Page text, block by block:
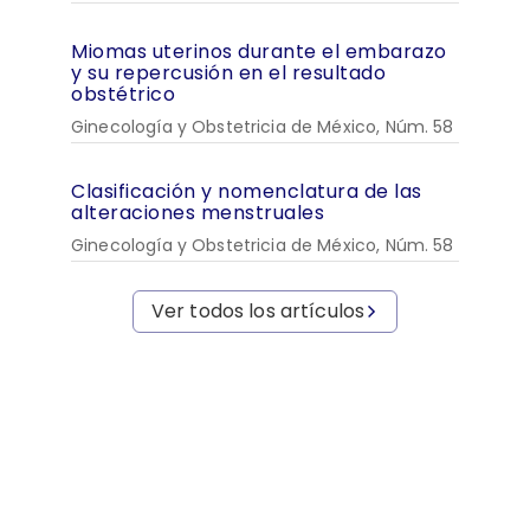
Miomas uterinos durante el embarazo
y su repercusión en el resultado
obstétrico
Ginecología y Obstetricia de México, Núm. 58
Clasificación y nomenclatura de las
alteraciones menstruales
Ginecología y Obstetricia de México, Núm. 58
Ver todos los artículos